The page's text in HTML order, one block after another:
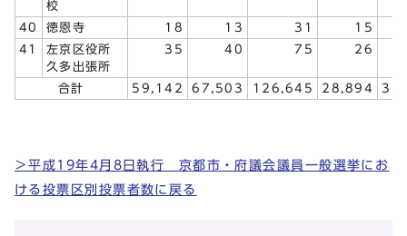
校
40 徳恩寺 18 13 31
15
41
左京区役所
久多出張所
35 40 75 26
合計 59,142 67,503 126,645 28,894
＞平成19年4月8日執行 京都市・府議会議員一般選挙にお
ける投票区別投票者数に戻る